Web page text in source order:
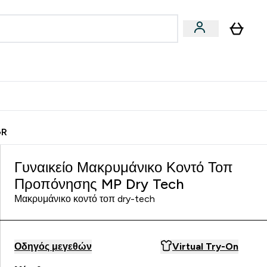
Γυναικείο Μακρυμάνικο Κοντό Τοπ
Προπόνησης MP Dry Tech
Μακρυμάνικο κοντό τοπ dry-tech
Οδηγός μεγεθών Virtual Try-On